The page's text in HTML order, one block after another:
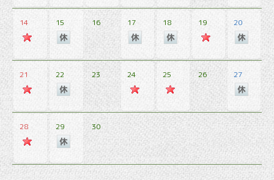
14 15 16 17 18 19 20
21 22 23 24 25 26 27
28 29 30